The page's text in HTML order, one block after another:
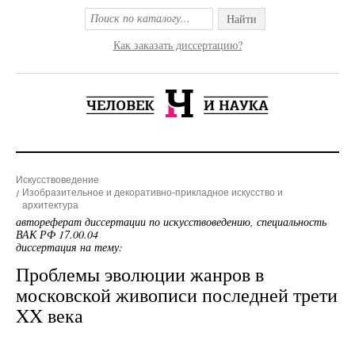
Найти
Как заказать диссертацию?
Искусствоведение
Изобразительное и декоративно-прикладное искусство и
архитектура
автореферат диссертации по искусствоведению, специальность
ВАК РФ 17.00.04
диссертация на тему:
Проблемы эволюции жанров в
московской живописи последней трети
XX века